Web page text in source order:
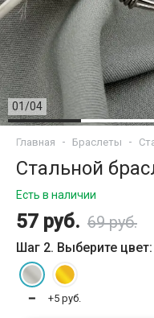
01/04
Главная Браслеты
Стальной
Есть в наличии
57 руб. 69 руб.
Шаг 2. Выберите цвет:
━ +5 руб.